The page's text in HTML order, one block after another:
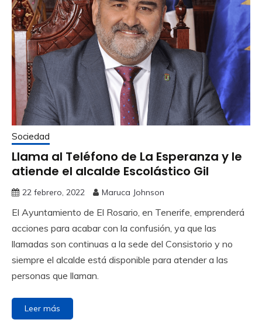
Sociedad
Llama al Teléfono de La Esperanza y le
atiende el alcalde Escolástico Gil
22 febrero, 2022 Maruca Johnson
El Ayuntamiento de El Rosario, en Tenerife, emprenderá
acciones para acabar con la confusión, ya que las
llamadas son continuas a la sede del Consistorio y no
siempre el alcalde está disponible para atender a las
personas que llaman.
Leer más